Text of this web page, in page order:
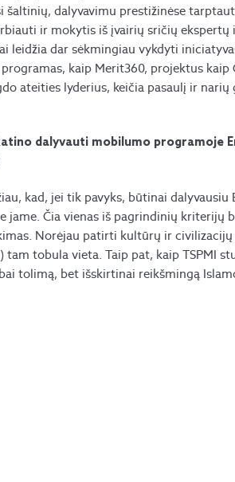
dalyvavimu prestižinėse
ir mokytis iš įvairių sričių ekspertų
dar sėkmingiau vykdyti
kaip Merit360, projektus kaip
ateities lyderius, keičia pasaulį ir
dalyvauti mobilumo programoje
kad, jei tik pavyks, būtinai dalyvausiu
jame. Čia vienas iš pagrindinių kriterijų
Norėjau patirti kultūrų ir
tobula vieta. Taip pat, kaip TSPMI
tolimą, bet išskirtinai reikšmingą